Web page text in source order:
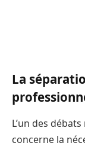
La
L’un des
concerne la